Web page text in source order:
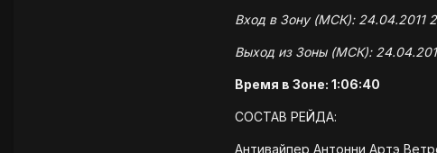
Вход в Зону (МСК): 24.04.2011
Выход из Зоны (МСК):
Время в Зоне: 1:06:40
СОСТАВ РЕЙДА:
Антивайпер Антонни Артэ